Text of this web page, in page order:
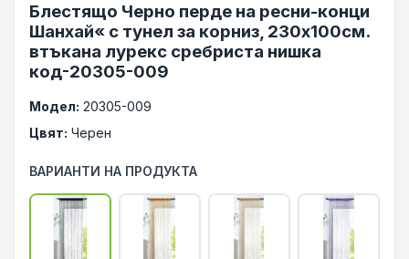
Блестящо Черно перде на ресни-конци
Шанхай« с тунел за корниз, 230х100см.
втъкана лурекс сребриста нишка
код-20305-009
Модел: 20305-009
Цвят: Черен
ВАРИАНТИ НА ПРОДУКТА